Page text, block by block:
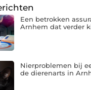
Een betrokken
Arnhem dat verder
Nierproblemen bij
de dierenarts in